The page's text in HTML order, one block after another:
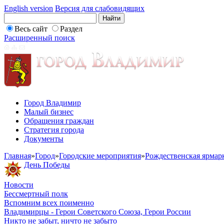
English version Версия для слабовидящих
Весь сайт
Раздел
Расширенный поиск
Город Владимир
Малый бизнес
Обращения граждан
Стратегия города
Документы
Главная»Город»Городские мероприятия»Рождественская
День Победы
Новости
Бессмертный полк
Вспомним всех поименно
Владимирцы - Герои Советского Союза, Герои России
Никто не забыт, ничто не забыто